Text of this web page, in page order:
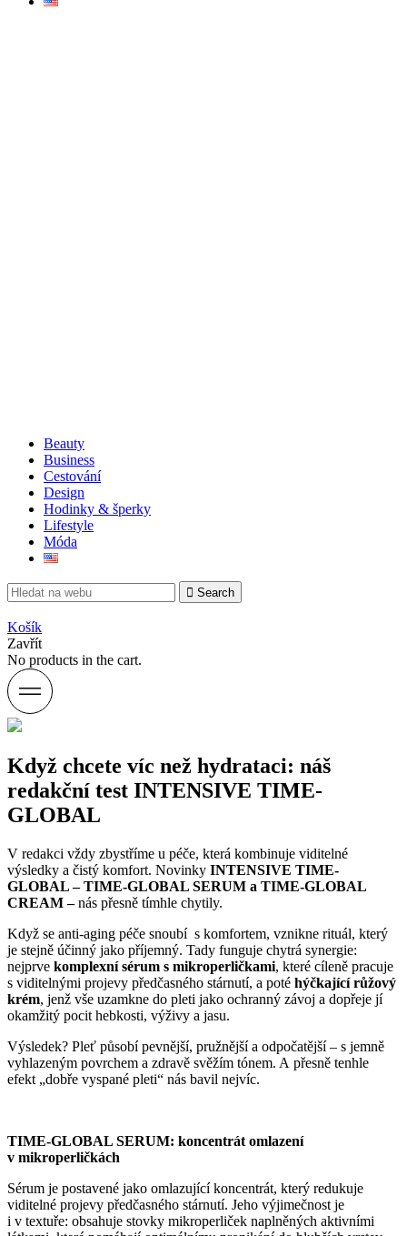
Beauty
Business
Cestování
Design
Hodinky & šperky
Lifestyle
Móda
Search
Košík
Zavřít
No products in the cart.
Když chcete víc než hydrataci: náš
redakční test INTENSIVE TIME-
GLOBAL
V redakci vždy zbystříme u péče, která kombinuje viditelné
výsledky a čistý komfort. Novinky INTENSIVE TIME-
GLOBAL – TIME-GLOBAL SERUM a TIME-GLOBAL
CREAM –nás přesně tímhle chytily.
Když se anti-aging péče snoubí s komfortem, vznikne rituál, který
je stejně účinný jako příjemný. Tady funguje chytrá synergie:
nejprve komplexní sérum s mikroperličkami, které cíleně pracuje
s viditelnými projevy předčasného stárnutí, a poté hýčkající růžový
krém, jenž vše uzamkne do pleti jako ochranný závoj a dopřeje jí
okamžitý pocit hebkosti, výživy a jasu.
Výsledek? Pleť působí pevnější, pružnější a odpočatější – s jemně
vyhlazeným povrchem a zdravě svěžím tónem. A přesně tenhle
efekt „dobře vyspané pleti“ nás bavil nejvíc.
TIME-GLOBAL SERUM: koncentrát omlazení
v mikroperličkách
Sérum je postavené jako omlazující koncentrát, který redukuje
viditelné projevy předčasného stárnutí. Jeho výjimečnost je
i v textuře: obsahuje stovky mikroperliček naplněných aktivními